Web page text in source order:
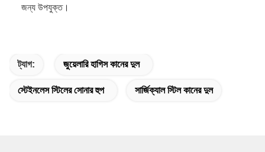
জন্য উপযুক্ত।
ট্যাগ: জুয়েলারি হাগিস কানের দুল
স্টেইনলেস স্টিলের সোনার হুপ সার্জিক্যাল স্টিল কানের দুল